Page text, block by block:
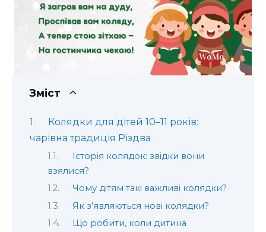
Зміст
Колядки для дітей 10–11 років:
чарівна традиція Різдва
Історія колядок: звідки вони
взялися?
Чому дітям такі важливі колядки?
Як з’являються нові колядки?
Що робити, коли дитина